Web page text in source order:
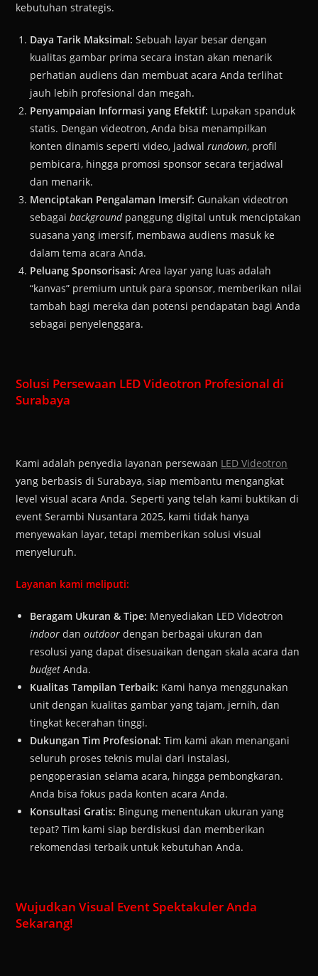
kebutuhan strategis.
Daya Tarik Maksimal: Sebuah layar besar dengan
kualitas gambar prima secara instan akan menarik
perhatian audiens dan membuat acara Anda terlihat
jauh lebih profesional dan megah.
Penyampaian Informasi yang Efektif: Lupakan spanduk
statis. Dengan videotron, Anda bisa menampilkan
konten dinamis seperti video, jadwalrundown, profil
pembicara, hingga promosi sponsor secara terjadwal
dan menarik.
Menciptakan Pengalaman Imersif: Gunakan videotron
sebagaibackgroundpanggung digital untuk menciptakan
suasana yang imersif, membawa audiens masuk ke
dalam tema acara Anda.
Peluang Sponsorisasi: Area layar yang luas adalah
“kanvas” premium untuk para sponsor, memberikan nilai
tambah bagi mereka dan potensi pendapatan bagi Anda
sebagai penyelenggara.
Solusi Persewaan LED Videotron Profesional di
Surabaya
Kami adalah penyedia layanan persewaan LED Videotron
yang berbasis di Surabaya, siap membantu mengangkat
level visual acara Anda. Seperti yang telah kami buktikan di
event Serambi Nusantara 2025, kami tidak hanya
menyewakan layar, tetapi memberikan solusi visual
menyeluruh.
Layanan kami meliputi:
Beragam Ukuran & Tipe: Menyediakan LED Videotron
indoor danoutdoor dengan berbagai ukuran dan
resolusi yang dapat disesuaikan dengan skala acara dan
budget Anda.
Kualitas Tampilan Terbaik: Kami hanya menggunakan
unit dengan kualitas gambar yang tajam, jernih, dan
tingkat kecerahan tinggi.
Dukungan Tim Profesional: Tim kami akan menangani
seluruh proses teknis mulai dari instalasi,
pengoperasian selama acara, hingga pembongkaran.
Anda bisa fokus pada konten acara Anda.
Konsultasi Gratis: Bingung menentukan ukuran yang
tepat? Tim kami siap berdiskusi dan memberikan
rekomendasi terbaik untuk kebutuhan Anda.
Wujudkan Visual Event Spektakuler Anda
Sekarang!